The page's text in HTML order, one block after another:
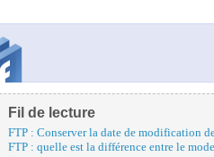
Fil de lecture
FTP : Conserver la date de modification
FTP : quelle est la différence entre le